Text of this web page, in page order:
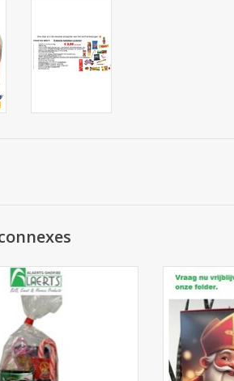
Saint Nicolas A (rempli
14 produits)
AU PANIER
Le grand